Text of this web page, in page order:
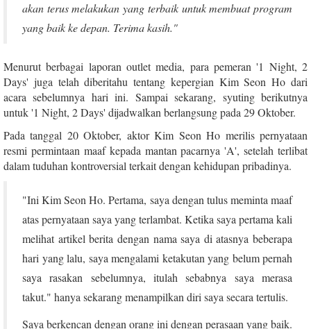
akan terus melakukan yang terbaik untuk membuat program
yang baik ke depan. Terima kasih."
Menurut berbagai laporan outlet media, para pemeran '1 Night, 2
Days' juga telah diberitahu tentang kepergian Kim Seon Ho dari
acara sebelumnya hari ini. Sampai sekarang, syuting berikutnya
untuk '1 Night, 2 Days' dijadwalkan berlangsung pada 29 Oktober.
Pada tanggal 20 Oktober, aktor Kim Seon Ho merilis pernyataan
resmi permintaan maaf kepada mantan pacarnya 'A', setelah terlibat
dalam tuduhan kontroversial terkait dengan kehidupan pribadinya.
"Ini Kim Seon Ho. Pertama, saya dengan tulus meminta maaf
atas pernyataan saya yang terlambat. Ketika saya pertama kali
melihat artikel berita dengan nama saya di atasnya beberapa
hari yang lalu, saya mengalami ketakutan yang belum pernah
saya rasakan sebelumnya, itulah sebabnya saya merasa
takut." hanya sekarang menampilkan diri saya secara tertulis.
Saya berkencan dengan orang ini dengan perasaan yang baik.